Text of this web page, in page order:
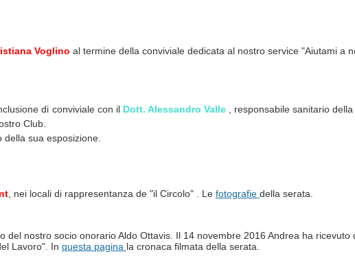
Voglino al termine della conviviale dedicata al nostro service "Aiutami a
di conviviale con il Dott. Alessandro Valle , responsabile sanitario
Club.
sua esposizione.
, nei locali di rappresentanza de "il Circolo" . Le fotografie della serata.
del nostro socio onorario Aldo Ottavis. Il 14 novembre 2016 Andrea ha
Lavoro". In questa pagina la cronaca filmata della serata.